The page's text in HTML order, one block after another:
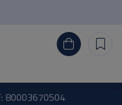
Press
44 56126 Pisa
80003670504